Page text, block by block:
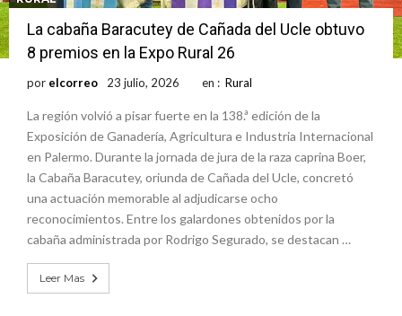
La cabaña Baracutey de Cañada del Ucle obtuvo
8 premios en la Expo Rural 26
por elcorreo 23 julio, 2026 en : Rural
La región volvió a pisar fuerte en la 138.ª edición de la
Exposición de Ganadería, Agricultura e Industria Internacional
en Palermo. Durante la jornada de jura de la raza caprina Boer,
la Cabaña Baracutey, oriunda de Cañada del Ucle, concretó
una actuación memorable al adjudicarse ocho
reconocimientos. Entre los galardones obtenidos por la
cabaña administrada por Rodrigo Segurado, se destacan …
Leer Mas